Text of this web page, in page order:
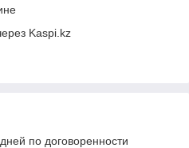
Kaspi.kz
по договоренности